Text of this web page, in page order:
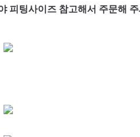
피팅사이즈 참고해서 주문해